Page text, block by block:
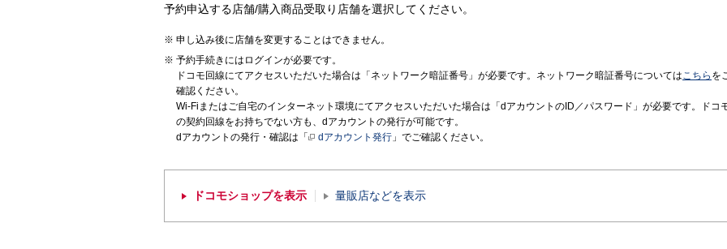
予約申込する店舗/購入商品受取り店舗を選択してください。
申し込み後に店舗を変更することはできません。
予約手続きにはログインが必要です。
ドコモ回線にてアクセスいただいた場合は「ネットワーク暗証番号」が必要です。ネットワーク暗証番号についてはこちら を
確認ください。
Wi-Fiまたはご自宅のインターネット環境にてアクセスいただいた場合は「dアカウントのID／パスワード」が必要です。ドコ
の契約回線をお持ちでない方も、dアカウントの発行が可能です。
dアカウントの発行・確認は「
dアカウント発行 」でご確認ください。
ドコモショップを表示 量販店などを表示